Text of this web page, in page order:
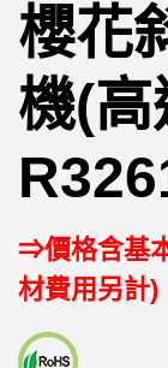
櫻花
機(高
⇒價格含基
材費用另計)